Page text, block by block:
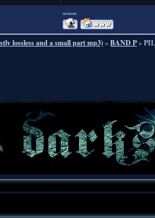
===
lossless and a small part mp3)»BAND P»